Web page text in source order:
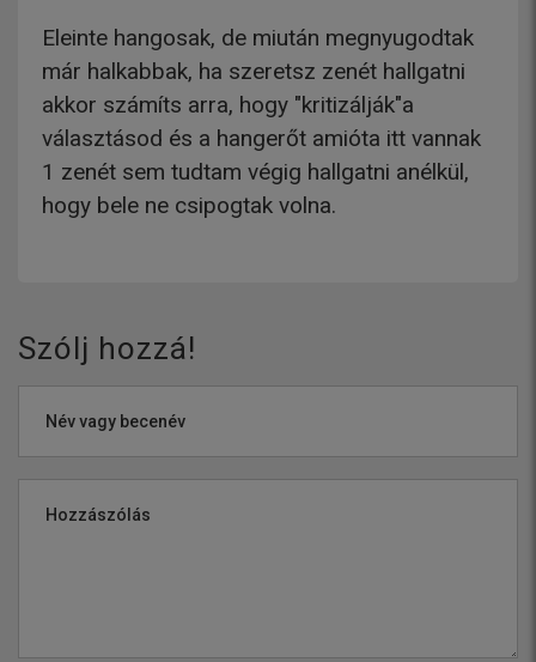
Eleinte hangosak, de miután megnyugodtak
már halkabbak, ha szeretsz zenét hallgatni
akkor számíts arra, hogy "kritizálják"a
választásod és a hangerőt amióta itt vannak
1 zenét sem tudtam végig hallgatni anélkül,
hogy bele ne csipogtak volna.
Szólj hozzá!
Név vagy becenév
Hozzászólás